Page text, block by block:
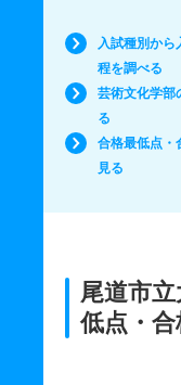
入試種別から
程を調べる
芸術文化学部
る
合格最低点・
見る
尾道市
低点・